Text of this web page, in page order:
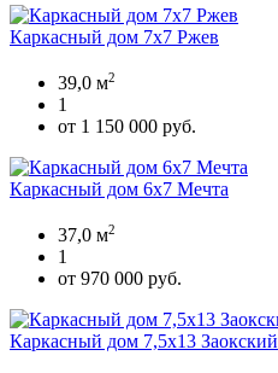
Каркасный дом 7х7 Ржев
39,0 м2
1
от 1 150 000 руб.
Каркасный дом 6х7 Мечта
37,0 м2
1
от 970 000 руб.
Каркасный дом 7,5х13 Заокский